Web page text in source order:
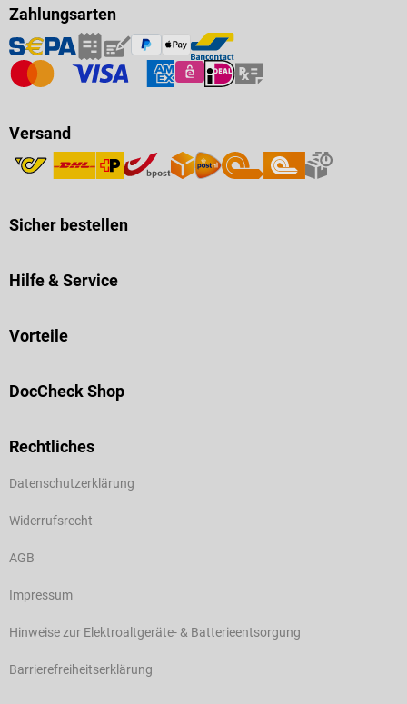
Zahlungsarten
Versand
Sicher bestellen
Hilfe & Service
Vorteile
DocCheck Shop
Rechtliches
Datenschutzerklärung
Widerrufsrecht
AGB
Impressum
Hinweise zur Elektroaltgeräte- & Batterieentsorgung
Barrierefreiheitserklärung